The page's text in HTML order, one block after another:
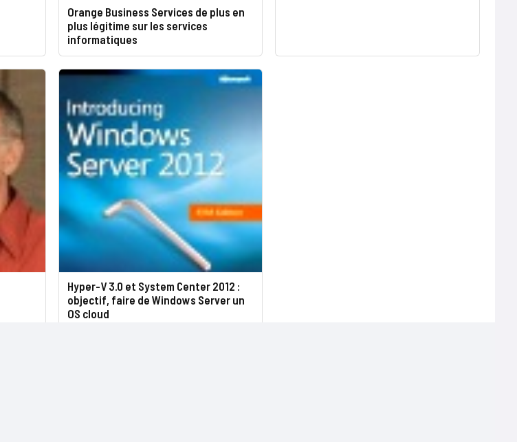
Orange Business Services de plus en
plus légitime sur les services
informatiques
Hyper-V 3.0 et System Center 2012 :
objectif, faire de Windows Server un
OS cloud